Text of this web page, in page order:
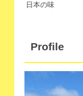
日本の味
Profile